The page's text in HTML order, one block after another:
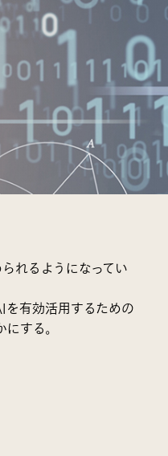
れるようになってい
有効活用するための
する。